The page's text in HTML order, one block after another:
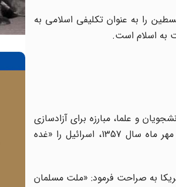
را به عنوان تکلیفی اسلامی به
به اسلام است.
و علما، مبارزه برای آزادسازی
فلسطین و حمایت از گروه‏های مبارز فلسطینی را بر تمام مسلمانان واجب دانست و در تاریخ هفدهم مهر ماه سال 1357، اسرائیل را «غده
به صراحت فرمود: «ملت مسلمان